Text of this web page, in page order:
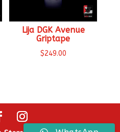
Lija DGK Avenue
Griptape
$249.00